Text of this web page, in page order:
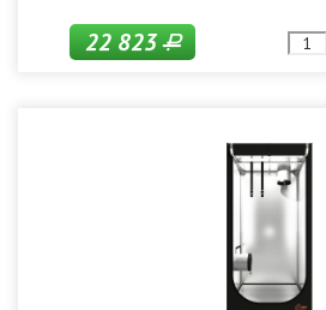
22 823Р